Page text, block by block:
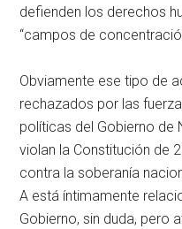
defienden los derechos
“campos de
Obviamente ese tipo de
rechazados por las
políticas del Gobierno de
violan la Constitución de
contra la soberanía
A está íntimamente
Gobierno, sin duda, pero